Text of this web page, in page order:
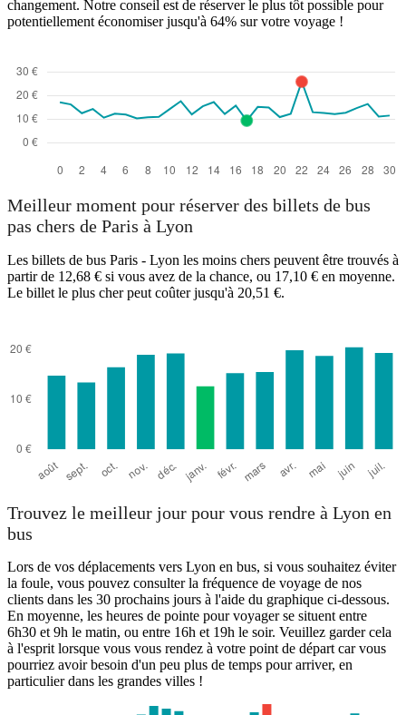
changement. Notre conseil est de réserver le plus tôt possible pour
potentiellement économiser jusqu'à 64% sur votre voyage !
Meilleur moment pour réserver des billets de bus
pas chers de Paris à Lyon
Les billets de bus Paris - Lyon les moins chers peuvent être trouvés à
partir de 12,68 € si vous avez de la chance, ou 17,10 € en moyenne.
Le billet le plus cher peut coûter jusqu'à 20,51 €.
Trouvez le meilleur jour pour vous rendre à Lyon en
bus
Lors de vos déplacements vers Lyon en bus, si vous souhaitez éviter
la foule, vous pouvez consulter la fréquence de voyage de nos
clients dans les 30 prochains jours à l'aide du graphique ci-dessous.
En moyenne, les heures de pointe pour voyager se situent entre
6h30 et 9h le matin, ou entre 16h et 19h le soir. Veuillez garder cela
à l'esprit lorsque vous vous rendez à votre point de départ car vous
pourriez avoir besoin d'un peu plus de temps pour arriver, en
particulier dans les grandes villes !